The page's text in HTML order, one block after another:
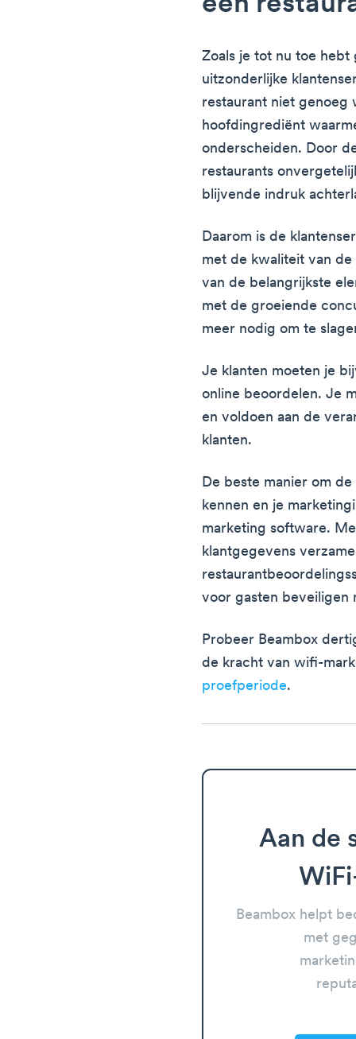
Zoals je tot nu toe hebt
uitzonderlijke
restaurant niet genoeg
hoofdingrediënt
onderscheiden. Door
restaurants
blijvende indruk
Daarom is de
met de kwaliteit van
van de belangrijkste
met de groeiende
meer nodig om te
Je klanten moeten je
online beoordelen. Je
en voldoen aan de
klanten.
De beste manier om
kennen en je
marketing software.
klantgegevens
voor gasten beveiligen
Probeer Beambox
de kracht van wifi-
proefperiode.
Aan de
Beambox helpt
met